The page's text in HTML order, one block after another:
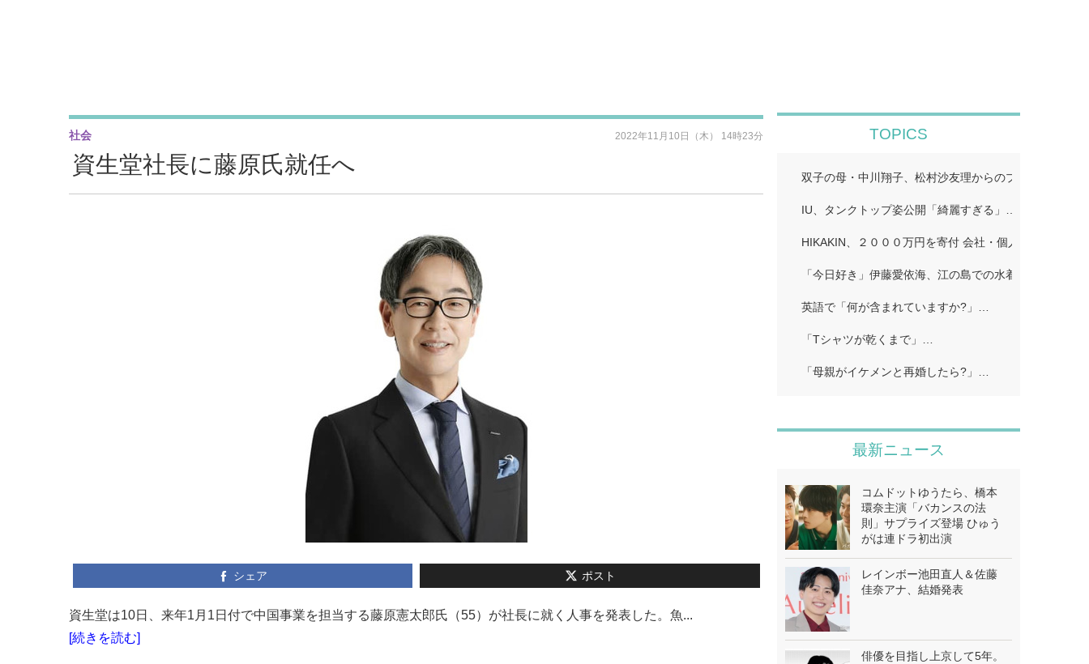
資生堂社長に藤原氏就任へ
社会 2022年11月10日（木） 14時23分
シェア ポスト
資生堂は10日、来年1月1日付で中国事業を担当する藤原憲太郎氏（55）が社長に就く人事を発表した。魚...
[続きを読む]
TOPICS
双子の母・中川翔子、松村沙友理からのプレゼント公
IU、タンクトップ姿公開「綺麗すぎる」…
HIKAKIN、２０００万円を寄付 会社・個人から１００
「今日好き」伊藤愛依海、江の島での水着姿公開…
英語で「何が含まれていますか?」…
「Tシャツが乾くまで」…
「母親がイケメンと再婚したら?」…
最新ニュース
コムドットゆうたら、橋本
環奈主演「バカンスの法
則」サプライズ登場 ひゅう
がは連ドラ初出演
レインボー池田直人＆佐藤
佳奈アナ、結婚発表
俳優を目指し上京して5年。